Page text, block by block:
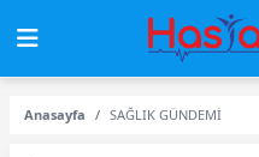
Anasayfa SAĞLIK GÜNDEMİ